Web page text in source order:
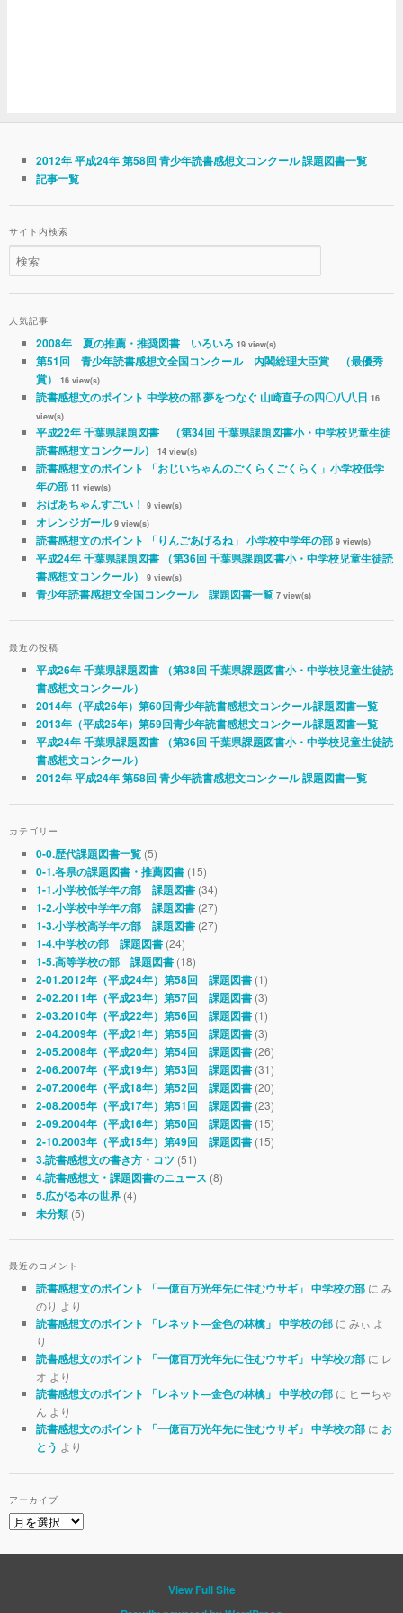
2012年 平成24年 第58回 青少年読書感想文コンクール 課題図書一覧
記事一覧
サイト内検索
人気記事
2008年 夏の推薦・推奨図書 いろいろ 19 view(s)
第51回 青少年読書感想文全国コンクール 内閣総理大臣賞 （最優秀
賞）
16 view(s)
読書感想文のポイント 中学校の部 夢をつなぐ 山崎直子の四〇八八日 16
view(s)
平成22年 千葉県課題図書 （第34回 千葉県課題図書小・中学校児童生徒
読書感想文コンクール）
14 view(s)
読書感想文のポイント 「おじいちゃんのごくらくごくらく」小学校低学
年の部 11 view(s)
おばあちゃんすごい！ 9 view(s)
オレンジガール 9 view(s)
読書感想文のポイント 「りんごあげるね」 小学校中学年の部 9 view(s)
平成24年 千葉県課題図書 （第36回 千葉県課題図書小・中学校児童生徒読
書感想文コンクール）
9 view(s)
青少年読書感想文全国コンクール 課題図書一覧 7 view(s)
最近の投稿
平成26年 千葉県課題図書 （第38回 千葉県課題図書小・中学校児童生徒読
書感想文コンクール）
2014年（平成26年）第60回青少年読書感想文コンクール課題図書一覧
2013年（平成25年）第59回青少年読書感想文コンクール課題図書一覧
平成24年 千葉県課題図書 （第36回 千葉県課題図書小・中学校児童生徒読
書感想文コンクール）
2012年 平成24年 第58回 青少年読書感想文コンクール 課題図書一覧
カテゴリー
0-0.歴代課題図書一覧(5)
0-1.各県の課題図書・推薦図書(15)
1-1.小学校低学年の部 課題図書(34)
1-2.小学校中学年の部 課題図書(27)
1-3.小学校高学年の部 課題図書(27)
1-4.中学校の部 課題図書(24)
1-5.高等学校の部 課題図書(18)
2-01.2012年（平成24年）第58回 課題図書(1)
2-02.2011年（平成23年）第57回 課題図書(3)
2-03.2010年（平成22年）第56回 課題図書(1)
2-04.2009年（平成21年）第55回 課題図書(3)
2-05.2008年（平成20年）第54回 課題図書(26)
2-06.2007年（平成19年）第53回 課題図書(31)
2-07.2006年（平成18年）第52回 課題図書(20)
2-08.2005年（平成17年）第51回 課題図書(23)
2-09.2004年（平成16年）第50回 課題図書(15)
2-10.2003年（平成15年）第49回 課題図書(15)
3.読書感想文の書き方・コツ (51)
4.読書感想文・課題図書のニュース (8)
5.広がる本の世界(4)
未分類(5)
最近のコメント
読書感想文のポイント 「一億百万光年先に住むウサギ」 中学校の部に み
のり より
読書感想文のポイント 「レネット―金色の林檎」 中学校の部に みぃ よ
り
読書感想文のポイント 「一億百万光年先に住むウサギ」 中学校の部に レ
オ より
読書感想文のポイント 「レネット―金色の林檎」 中学校の部に ヒーちゃ
ん より
読書感想文のポイント 「一億百万光年先に住むウサギ」 中学校の部に お
とう より
アーカイブ
View Full Site